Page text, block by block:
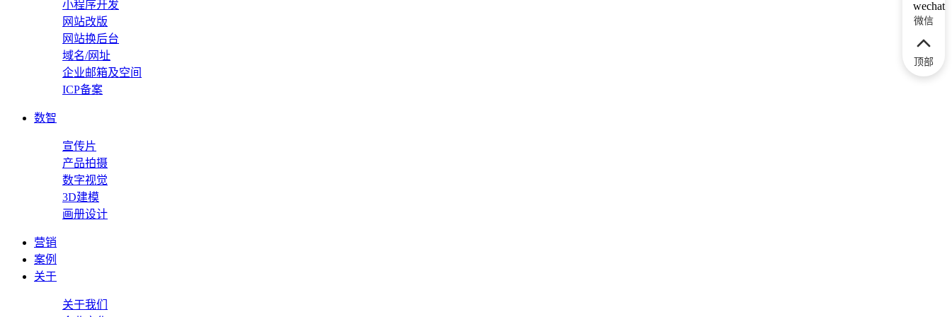
小程序开发
网站改版
网站换后台
域名/网址
企业邮箱及空间
ICP备案
数智
宣传片
产品拍摄
数字视觉
3D建模
画册设计
营销
案例
关于
关于我们
微信
顶部